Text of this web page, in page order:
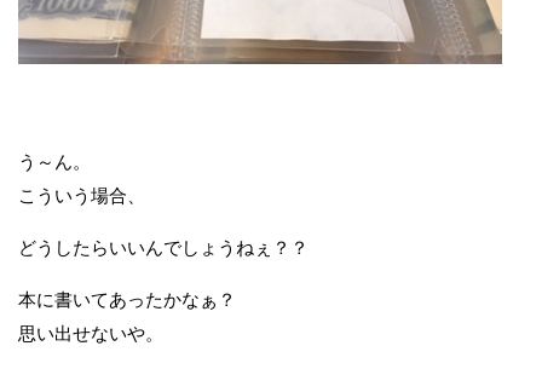
う～ん。
こういう場合、
どうしたらいいんでしょうねぇ？？
本に書いてあったかなぁ？
思い出せないや。